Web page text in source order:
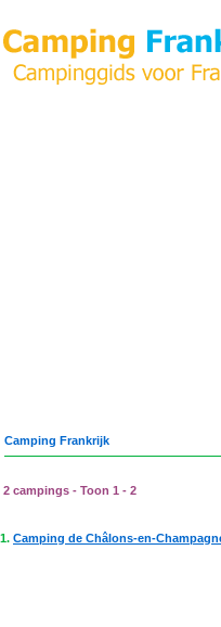
Camping Frankrijk
2 campings - Toon 1 - 2
1. Camping de Châlons-en-